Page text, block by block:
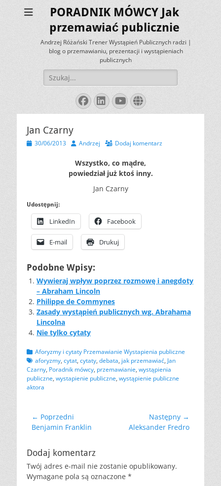
PORADNIK MÓWCY Jak
przemawiać publicznie
Andrzej Różański Trener Wystąpień Publicznych radzi |
blog o przemawianiu, prezentacji i wystąpieniach
publicznych
Szukaj:
Facebook
LinkedIn
YouTube
Website
Jan Czarny
Opublikowano
30/06/2013 AutorAndrzej Dodaj komentarz
Wszystko, co mądre,
powiedział już ktoś inny.
Jan Czarny
Udostępnij:
LinkedIn Facebook
E-mail Drukuj
Podobne Wpisy:
Wywieraj wpływ poprzez rozmowę i anegdoty
– Abraham Lincoln
Philippe de Commynes
Zasady wystąpień publicznych wg. Abrahama
Lincolna
Nie tylko cytaty
Kategorii
Aforyzmy i cytaty Przemawianie Wystapienia publiczne
aforyzmy, cytat, cytaty, debata, jak przemawiać, Jan
Czarny, Poradnik mówcy, przemawianie, wystąpienia
publiczne, wystapienie publiczne, wystąpienie publiczne
aktora
Nawigacja
wpisu
← Poprzedni
Poprzedni
Benjamin Franklin
Następny →
NastępnyAleksander Fredro
Dodaj komentarz
Twój adres e-mail nie zostanie opublikowany.
Wymagane pola są oznaczone *